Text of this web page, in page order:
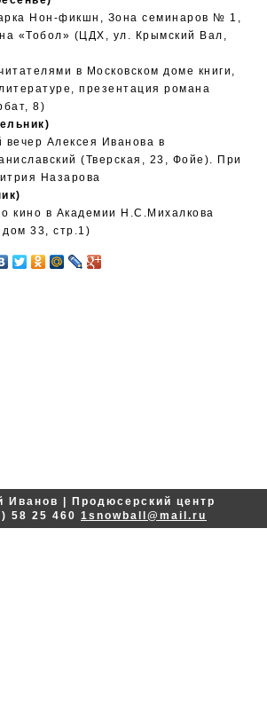
Нон-фикшн, Зона семинаров № 1,
«Тобол» (ЦДХ, ул. Крымский Вал,
в Московском доме книги,
презентация романа
8)
вечер Алексея Иванова в
(Тверская, 23, Фойе). При
Назарова
кино в Академии Н.С.Михалкова
33, стр.1)
Иванов | Продюсерский центр
58 25 460 1snowball@mail.ru